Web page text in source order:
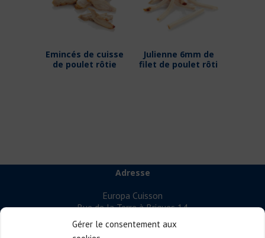
Gérer le consentement aux
Emincés de cuisse
de poulet rôtie
Julienne 6mm de
filet de poulet rôti
Adresse
Europa Cuisson
Rue de la Terre à Briques 14
7522 Marquain – Belgium